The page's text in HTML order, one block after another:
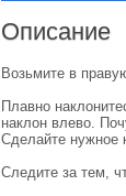
Описание
Возьмите в
Плавно
наклон влево.
Сделайте нужное
Следите за тем,